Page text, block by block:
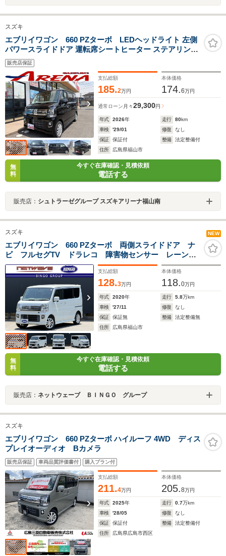
スズキ
エブリイワゴン 660 PZターボ LEDヘッドライト 左側
パワースライドドア 運転席シートヒーター ステアリング
ヒーター 電動格納式ドアミラー ステアリングスイッチ ス
マートキー 禁煙車
販売店保証
支払総額
185.2万円
本体価格
174.6万円
通常ローン 月々29,300円
年式 2026年 走行 80km
車検
'29/01 修復
なし
保証
保証付 整備
法定整備付
住所
広島県福山市
無
料
今すぐ在庫確認・見積依頼
電話する
販売店： シュトラーゼグループ スズキアリーナ福山南
スズキ NEW
エブリイワゴン 660 PZターボ 両側スライドドア ナ
ビ フルセグTV ドラレコ 障害物センサー レーンキ
ープアシスト 衝突被害軽減システム オートライト
電動格納ミラー プッシュスタート
支払総額
128.3万円
本体価格
118.0万円
年式 2020年 走行 5.8万km
車検
'27/11 修復
なし
保証
保証無 整備
法定整備無
住所
広島県福山市
無
料
今すぐ在庫確認・見積依頼
電話する
販売店： ネットウェーブ ＢＩＮＧＯ グループ
スズキ
エブリイワゴン 660 PZターボ ハイルーフ 4WD ディス
プレイオーディオ Bカメラ
販売店保証 車両品質評価書付 購入プラン付
支払総額
211.4万円
本体価格
205.8万円
年式 2025年 走行 0.7万km
車検
'28/05 修復
なし
保証
保証付 整備
法定整備付
住所
広島県広島市西区